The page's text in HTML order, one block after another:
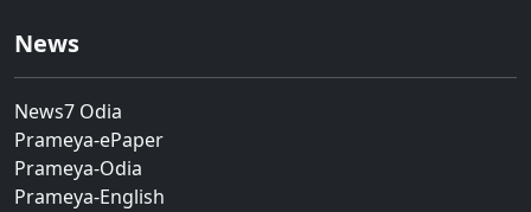
News
News7 Odia
Prameya-ePaper
Prameya-Odia
Prameya-English